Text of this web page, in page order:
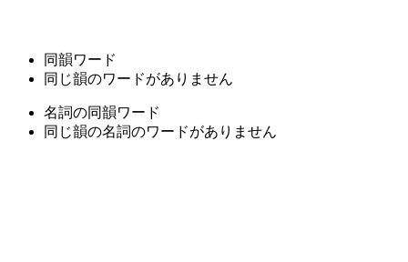
同韻ワード
同じ韻のワードがありません
名詞の同韻ワード
同じ韻の名詞のワードがありません